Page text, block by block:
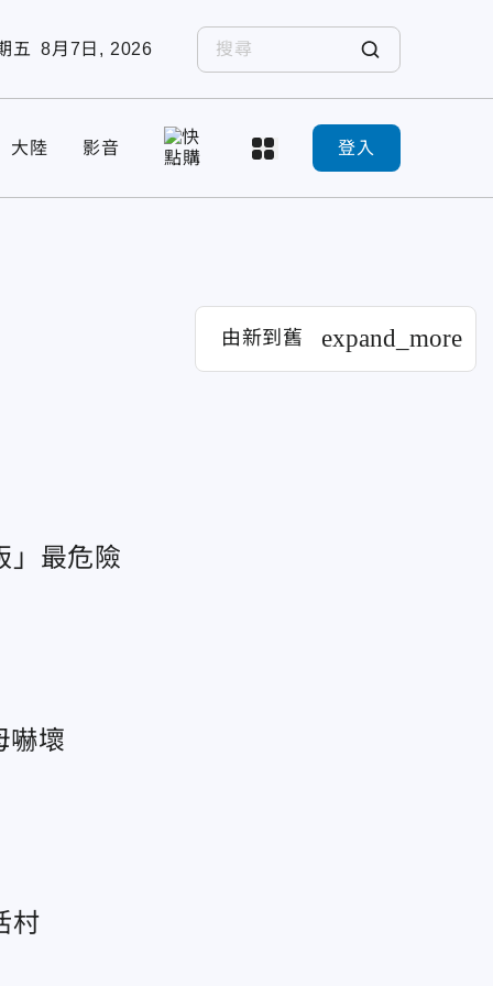
五 8月7日, 2026
大陸 影音 登入
由新到舊 expand_more
」最危險
嚇壞
村